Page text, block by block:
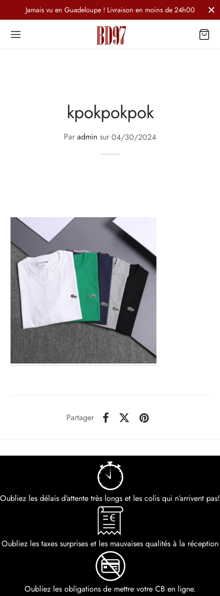
Jamais vu en Guadeloupe ! Livraison en moins de 24h00
kpokpokpok
Par admin sur 04/30/2024
Partager
Oubliez les délais d’attente très longs et les colis qui n’arrivent pas!
Oubliez les taxes surprises et les mauvaises qualités à la réception
Oubliez les obligations de mettre votre CB en ligne.